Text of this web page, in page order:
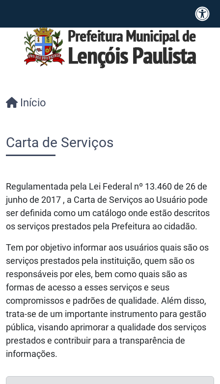
Início
Carta de Serviços
Regulamentada pela Lei Federal nº 13.460 de 26 de
junho de 2017 , a Carta de Serviços ao Usuário pode
ser definida como um catálogo onde estão descritos
os serviços prestados pela Prefeitura ao cidadão.
Tem por objetivo informar aos usuários quais são os
serviços prestados pela instituição, quem são os
responsáveis por eles, bem como quais são as
formas de acesso a esses serviços e seus
compromissos e padrões de qualidade. Além disso,
trata-se de um importante instrumento para gestão
pública, visando aprimorar a qualidade dos serviços
prestados e contribuir para a transparência de
informações.